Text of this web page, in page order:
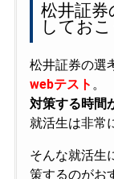
松井証券
しておこ
松井証券の選
webテスト 。
対策する時間
就活生は非常
そんな就活生
策するのがお